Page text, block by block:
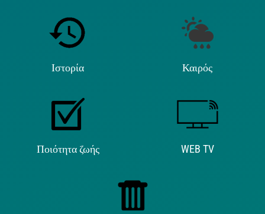
Ιστορία Καιρός
Ποιότητα ζωής WEB TV